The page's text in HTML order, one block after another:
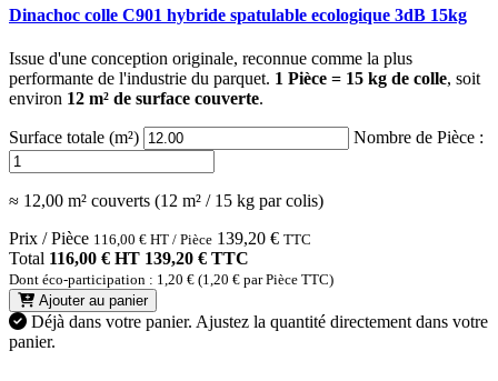
Dinachoc colle C901 hybride spatulable ecologique 3dB 15kg
Issue d'une conception originale, reconnue comme la plus
performante de l'industrie du parquet. 1 Pièce = 15 kg de colle, soit
environ 12 m² de surface couverte.
Surface totale (m²) Nombre de Pièce :
≈ 12,00 m² couverts (12 m² / 15 kg par colis)
Prix / Pièce 116,00 € HT / Pièce 139,20 € TTC
Total 116,00 € HT 139,20 € TTC
Dont éco-participation : 1,20 € (1,20 € par Pièce TTC)
Ajouter au panier
Déjà dans votre panier. Ajustez la quantité directement dans votre
panier.